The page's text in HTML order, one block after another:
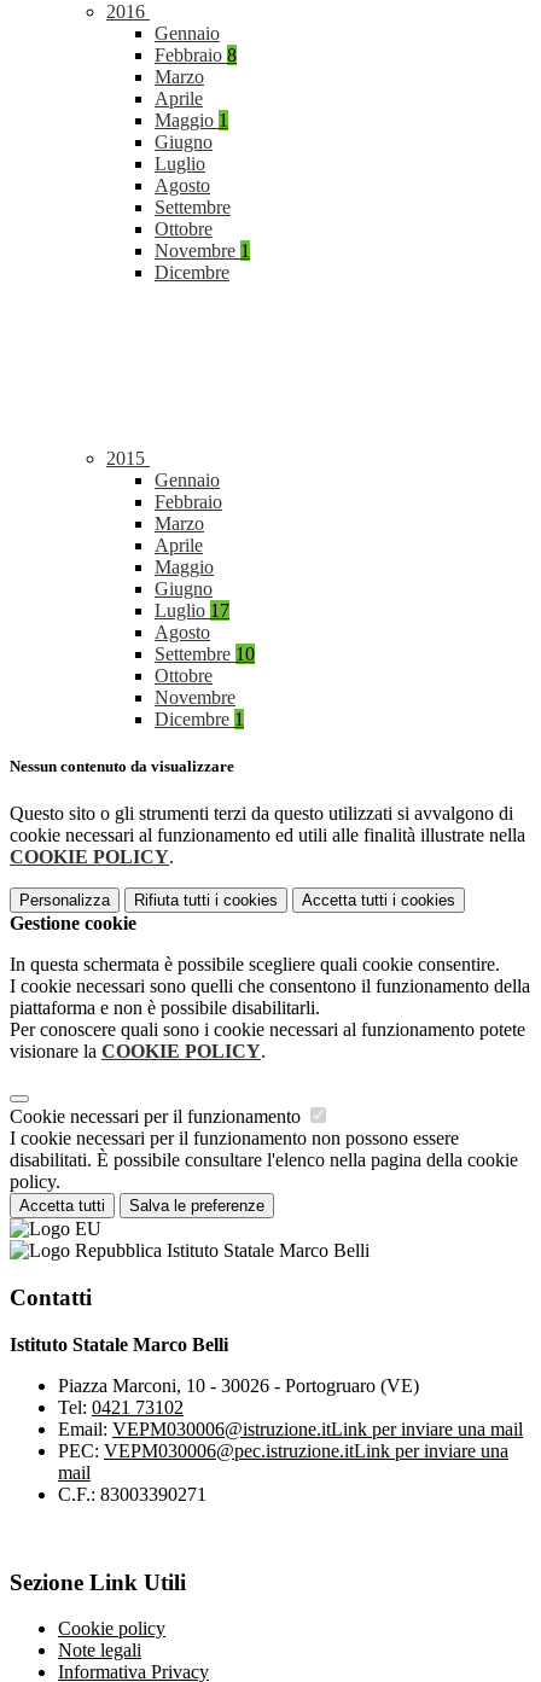
2016
Gennaio
Febbraio 8
Marzo
Aprile
Maggio 1
Giugno
Luglio
Agosto
Settembre
Ottobre
Novembre 1
Dicembre
2015
Gennaio
Febbraio
Marzo
Aprile
Maggio
Giugno
Luglio 17
Agosto
Settembre 10
Ottobre
Novembre
Dicembre 1
Nessun contenuto da visualizzare
Questo sito o gli strumenti terzi da questo utilizzati si avvalgono di
cookie necessari al funzionamento ed utili alle finalità illustrate nella
COOKIE POLICY.
Personalizza Rifiuta tutti i cookies Accetta tutti i cookies
Gestione cookie
In questa schermata è possibile scegliere quali cookie consentire.
I cookie necessari sono quelli che consentono il funzionamento della
piattaforma e non è possibile disabilitarli.
Per conoscere quali sono i cookie necessari al funzionamento potete
visionare la COOKIE POLICY.
Cookie necessari per il funzionamento
I cookie necessari per il funzionamento non possono essere
disabilitati. È possibile consultare l'elenco nella pagina della cookie
policy.
Accetta tutti Salva le preferenze
Istituto Statale Marco Belli
Contatti
Istituto Statale Marco Belli
Piazza Marconi, 10 - 30026 - Portogruaro (VE)
Tel: 0421 73102
Email: VEPM030006@istruzione.itLink per inviare una mail
PEC: VEPM030006@pec.istruzione.itLink per inviare una
mail
C.F.: 83003390271
Sezione Link Utili
Cookie policy
Note legali
Informativa Privacy